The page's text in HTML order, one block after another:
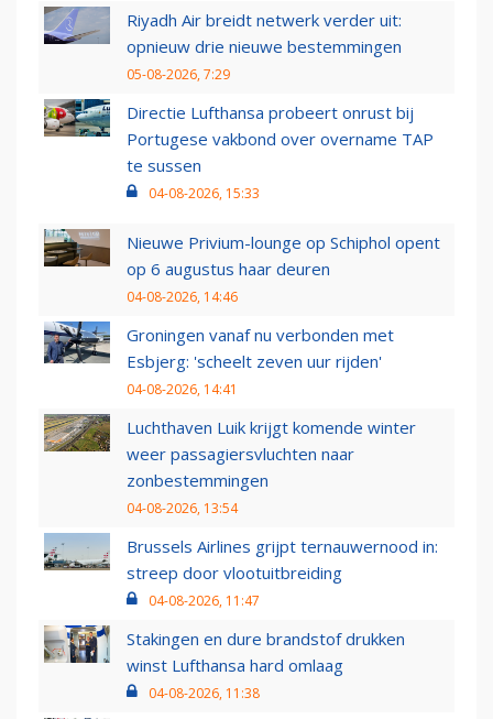
Riyadh Air breidt netwerk verder uit:
opnieuw drie nieuwe bestemmingen
05-08-2026, 7:29
Directie Lufthansa probeert onrust bij
Portugese vakbond over overname TAP
te sussen
04-08-2026, 15:33
Nieuwe Privium-lounge op Schiphol opent
op 6 augustus haar deuren
04-08-2026, 14:46
Groningen vanaf nu verbonden met
Esbjerg: 'scheelt zeven uur rijden'
04-08-2026, 14:41
Luchthaven Luik krijgt komende winter
weer passagiersvluchten naar
zonbestemmingen
04-08-2026, 13:54
Brussels Airlines grijpt ternauwernood in:
streep door vlootuitbreiding
04-08-2026, 11:47
Stakingen en dure brandstof drukken
winst Lufthansa hard omlaag
04-08-2026, 11:38